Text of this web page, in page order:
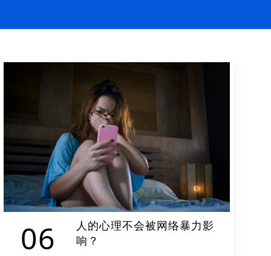
06
人的心理不会被网络暴力影
响？